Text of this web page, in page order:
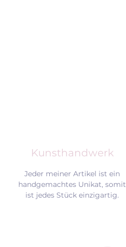
Kunsthandwerk
Jeder meiner Artikel ist ein
handgemachtes Unikat, somit
ist jedes Stück einzigartig.